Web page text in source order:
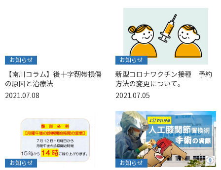
お知らせ
【南川コラム】後十字靭帯損傷
の原因と治療法
2021.07.08
お知らせ
新型コロナワクチン接種 予約
方法の変更について。
2021.07.05
お知らせ お知らせ